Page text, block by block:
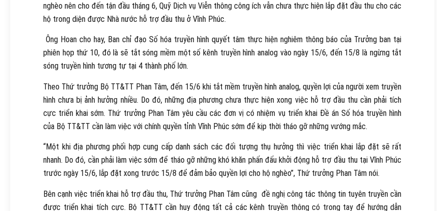
nghèo nên cho đến tận đầu tháng 6, Quỹ Dịch vụ Viễn thông công ích vẫn chưa thực hiện lắp đặt đầu thu cho các
hộ trong diện được Nhà nước hỗ trợ đầu thu ở Vĩnh Phúc.
Ông Hoan cho hay, Ban chỉ đạo Số hóa truyền hình quyết tâm thực hiện nghiêm thông báo của Trưởng ban tại
phiên họp thứ 10, đó là sẽ tắt sóng mềm một số kênh truyền hình analog vào ngày 15/6, đến 15/8 là ngừng tắt
sóng truyền hình tương tự tại 4 thành phố lớn.
Theo Thứ trưởng Bộ TT&TT Phan Tâm, đến 15/6 khi tắt mềm truyền hình analog, quyền lợi của người xem truyền
hình chưa bị ảnh hưởng nhiều. Do đó, những địa phương chưa thực hiện xong việc hỗ trợ đầu thu cần phải tích
cực triển khai sớm. Thứ trưởng Phan Tâm yêu cầu các đơn vị có nhiệm vụ triển khai Đề án Số hóa truyền hình
của Bộ TT&TT cần làm việc với chính quyền tỉnh Vĩnh Phúc sớm để kịp thời tháo gỡ những vướng mắc.
“Một khi địa phương phối hợp cung cấp danh sách các đối tượng thụ hưởng thì việc triển khai lắp đặt sẽ rất
nhanh. Do đó, cần phải làm việc sớm để tháo gỡ những khó khăn phấn đấu khởi động hỗ trợ đầu thu tại Vĩnh Phúc
trước ngày 15/6, lắp đặt xong trước 15/8 để đảm bảo quyền lợi cho hộ nghèo”, Thứ trưởng Phan Tâm nói.
Bên cạnh việc triển khai hỗ trợ đầu thu, Thứ trưởng Phan Tâm cũng đề nghị công tác thông tin tuyên truyền cần
được triển khai tích cực. Bộ TT&TT cần huy động tất cả các kênh truyền thông có trong tay để hướng dẫn